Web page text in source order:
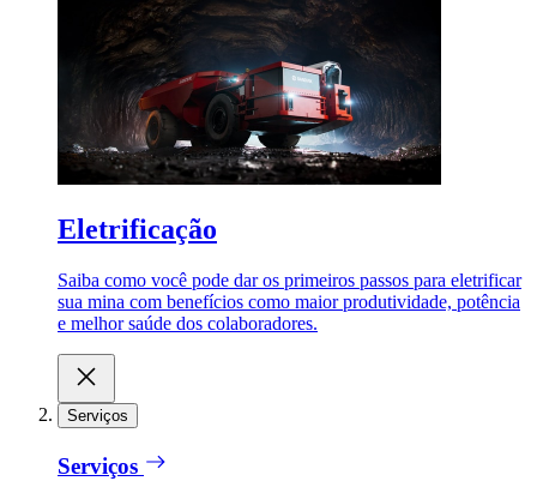
Eletrificação
Saiba como você pode dar os primeiros passos para eletrificar
sua mina com benefícios como maior produtividade, potência
e melhor saúde dos colaboradores.
Serviços
Serviços